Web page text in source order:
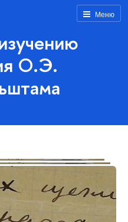
Меню
О.Э.